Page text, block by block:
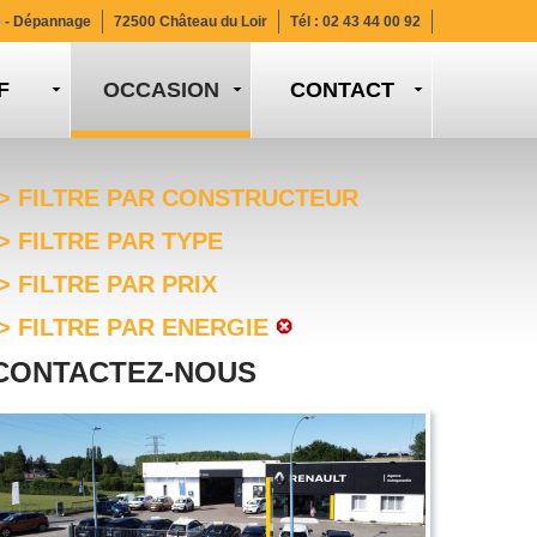
- Dépannage 72500 Château du Loir Tél : 02 43 44 00 92
CONTACT
FILTRE PAR CONSTRUCTEUR
FILTRE PAR TYPE
FILTRE PAR PRIX
FILTRE PAR ENERGIE
NOUS